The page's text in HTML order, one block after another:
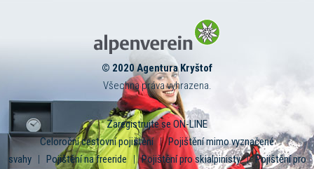
© 2020 Agentura Kryštof
Všechna práva vyhrazena.
Zaregistrujte se ON-LINE
Celoroční cestovní pojištění|Pojištění mimo vyznačené
svahy| Pojištění na freeride |Pojištění pro skialpinisty|Pojištění pro